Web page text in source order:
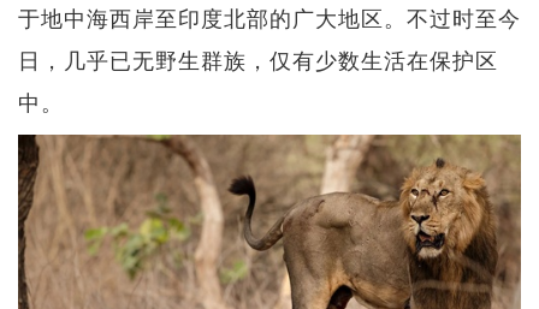
于地中海西岸至印度北部的广大地区。不过时至今
日，几乎已无野生群族，仅有少数生活在保护区
中。